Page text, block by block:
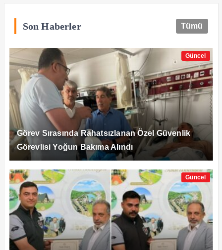
Son Haberler Tümü
Güncel
Görev Sırasında Rahatsızlanan Özel Güvenlik
Görevlisi Yoğun Bakıma Alındı
Güncel